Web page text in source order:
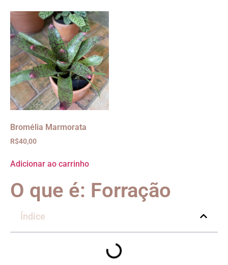
Bromélia Marmorata
R$40,00
Adicionar ao carrinho
O que é: Forração
Índice